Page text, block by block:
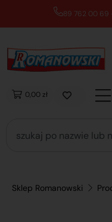
89 762 00 69
0,00 zł
Sklep Romanowski